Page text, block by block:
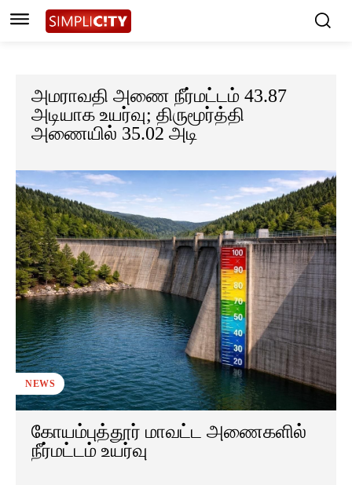
அமராவதி அணை நீர்மட்டம் 43.87
அடியாக உயர்வு; திருமூர்த்தி
அணையில் 35.02 அடி
NEWS
கோயம்புத்தூர் மாவட்ட அணைகளில்
நீர்மட்டம் உயர்வு